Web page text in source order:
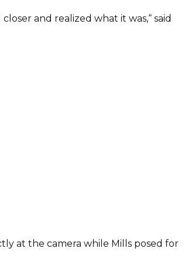
and realized what it was,“ said
at the camera while Mills posed for